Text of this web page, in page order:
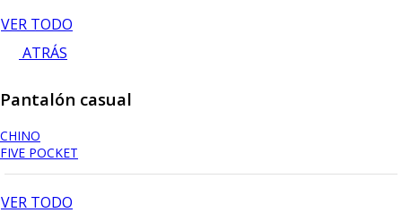
VER TODO
ATRÁS
Pantalón casual
CHINO
FIVE POCKET
VER TODO